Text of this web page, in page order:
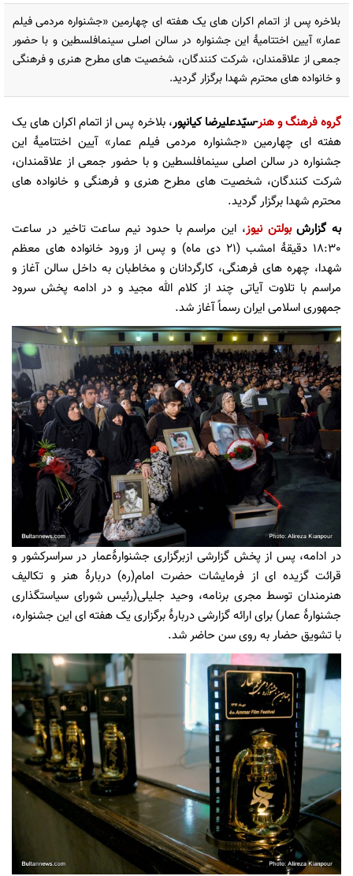
بلاخره پس از اتمام اکران های یک هفته ای چهارمین «جشنواره مردمی فیلم
عمار» آیین اختتامیۀ این جشنواره در سالن اصلی سینمافلسطین و با حضور
جمعی از علاقمندان، شرکت کنندگان، شخصیت های مطرح هنری و فرهنگی
و خانواده های محترم شهدا برگزار گردید.
گروه فرهنگ و هنر-سیّدعلیرضا کیانپور، بلاخره پس از اتمام اکران های یک
هفته ای چهارمین «جشنواره مردمی فیلم عمار» آیین اختتامیۀ این
جشنواره در سالن اصلی سینمافلسطین و با حضور جمعی از علاقمندان،
شرکت کنندگان، شخصیت های مطرح هنری و فرهنگی و خانواده های
محترم شهدا برگزار گردید.
به گزارشبولتن نیوز، این مراسم با حدود نیم ساعت تاخیر در ساعت
18:30 دقیقۀ امشب (21 دی ماه) و پس از ورود خانواده های معظم
شهدا، چهره های فرهنگی، کارگردانان و مخاطبان به داخل سالن آغاز و
مراسم با تلاوت آیاتی چند از کلام الله مجید و در ادامه پخش سرود
جمهوری اسلامی ایران رسماً آغاز شد.
در ادامه، پس از پخش گزارشی ازبرگزاری جشنوارۀعمار در سراسرکشور و
قرائت گزیده ای از فرمایشات حضرت امام(ره) دربارۀ هنر و تکالیف
هنرمندان توسط مجری برنامه، وحید جلیلی(رئیس شورای سیاستگذاری
جشنوارۀ عمار) برای ارائه گزارشی دربارۀ برگزاری یک هفته ای این جشنواره،
با تشویق حضار به روی سن حاضر شد.